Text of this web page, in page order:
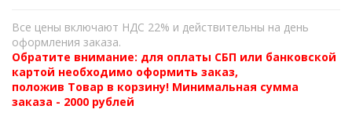
Все цены включают НДС 22% и действительны на день
оформления заказа.
Обратите внимание: для оплаты СБП или банковской
картой необходимо оформить заказ,
положив Товар в корзину! Минимальная сумма
заказа - 2000 рублей